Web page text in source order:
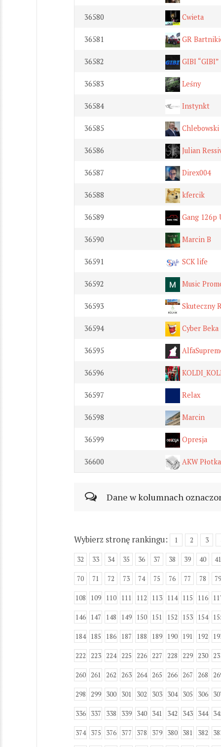
36580 Cwieta
36581 GR
36582 GIBI “GIBI”
36583 Leśny
36584 Instynkt
36585
36586 Julian
36587 Direx004
36588 kfercik
36589 Gang 126p
36590 Marcin B
36591 SCK life
36592 Music
36593 Skuteczny
36594 Cyber Beka
36595
36596
36597 Relax
36598 Marcin
36599 Opresja
36600 AKW Płotka
Dane w kolumnach
Wybierz stronę rankingu: 1 2 3
32 33 34 35 36 37 38 39 40 41
70 71 72 73 74 75 76 77 78 79
108 109 110 111 112 113 114 115 116
146 147 148 149 150 151 152 153 154
184 185 186 187 188 189 190 191 192
222 223 224 225 226 227 228 229 230
260 261 262 263 264 265 266 267 268
298 299 300 301 302 303 304 305 306
336 337 338 339 340 341 342 343 344
374 375 376 377 378 379 380 381 382